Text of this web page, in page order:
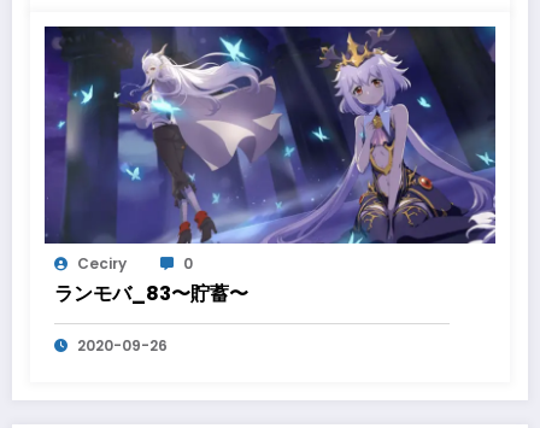
Ceciry 0
ランモバ_83〜貯蓄〜
2020-09-26